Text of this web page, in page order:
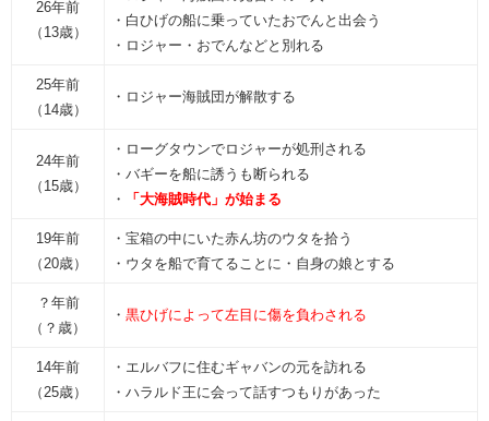
26年前
（13歳）
・白ひげの船に乗っていたおでんと出会う
・ロジャー・おでんなどと別れる
25年前
（14歳）
・ロジャー海賊団が解散する
24年前
（15歳）
・ローグタウンでロジャーが処刑される
・バギーを船に誘うも断られる
・
「大海賊時代」が始まる
19年前
（20歳）
・宝箱の中にいた赤ん坊のウタを拾う
・ウタを船で育てることに・自身の娘とする
？年前
（？歳）
・ 黒ひげによって左目に傷を負わされる
14年前
（25歳）
・エルバフに住むギャバンの元を訪れる
・ハラルド王に会って話すつもりがあった